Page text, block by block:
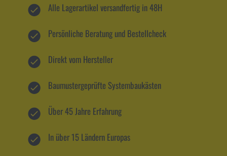
Alle Lagerartikel versandfertig in 48H
Persönliche Beratung und Bestellcheck
Direkt vom Hersteller
Baumustergeprüfte Systembaukästen
Über 45 Jahre Erfahrung
In über 15 Ländern Europas